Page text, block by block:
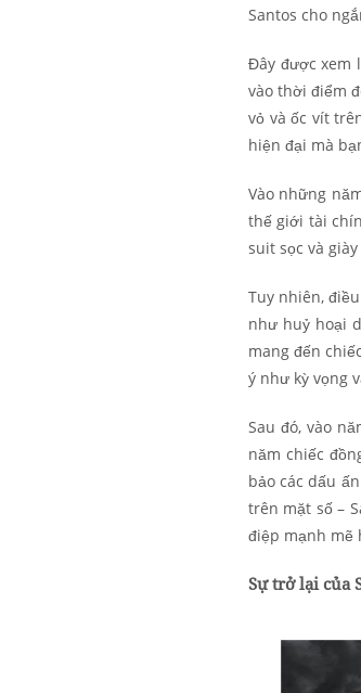
Santos cho
Đây được xem
vào thời điểm
vỏ và ốc vít
hiện đại mà
Vào những
thế giới tài
suit sọc và
Tuy nhiên,
như huỷ hoại
mang đến
ý như kỳ vọng
Sau đó, vào
năm chiếc
bảo các dấu
trên mặt số –
điệp mạnh mẽ
Sự trở lại của